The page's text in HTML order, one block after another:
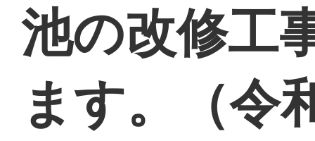
池の改修工
ます。（令